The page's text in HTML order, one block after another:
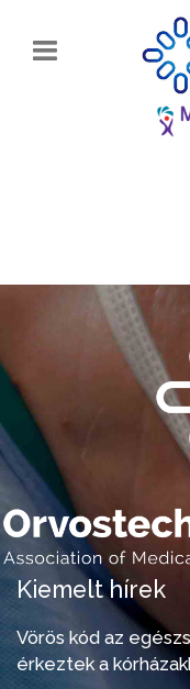
Kiemelt hírek
Vörös kód az
érkeztek a